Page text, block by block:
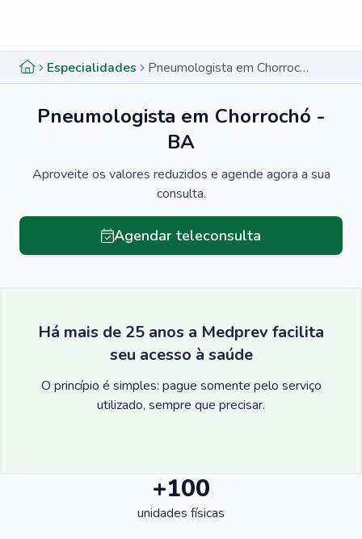
Especialidades Pneumologista em Chorrochó - BA
Pneumologista em Chorrochó -
BA
Aproveite os valores reduzidos e agende agora a sua
consulta.
Agendar teleconsulta
Há mais de 25 anos a Medprev facilita
seu acesso à saúde
O princípio é simples: pague somente pelo serviço
utilizado, sempre que precisar.
+100
unidades físicas